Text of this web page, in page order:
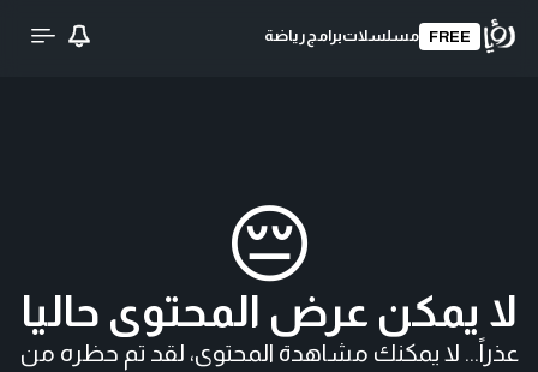
FREE مسلسلاتبرامج رياضة
😔
لا يمكن عرض المحتوى حاليا
عذراً... لا يمكنك مشاهدة المحتوى، لقد تم حظره من